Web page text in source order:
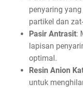
penyaring
partikel dan
Pasir Antrasit:
lapisan
optimal.
Resin Anion
untuk